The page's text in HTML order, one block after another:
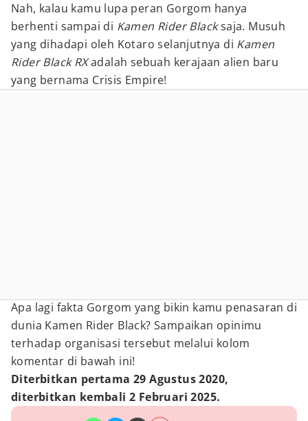
Nah, kalau kamu lupa peran Gorgom hanya
berhenti sampai di Kamen Rider Blacksaja. Musuh
yang dihadapi oleh Kotaro selanjutnya di Kamen
Rider Black RXadalah sebuah kerajaan alien baru
yang bernama Crisis Empire!
Apa lagi fakta Gorgom yang bikin kamu penasaran di
dunia Kamen Rider Black? Sampaikan opinimu
terhadap organisasi tersebut melalui kolom
komentar di bawah ini!
Diterbitkan pertama 29 Agustus 2020,
diterbitkan kembali 2 Februari 2025.